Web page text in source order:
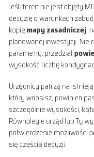
Jeśli teren nie jest objęty
decyzję o warunkach
kopię mapy zasadniczej,
planowanej inwestycji. Nie
parametry: przedział
wysokość, liczbę
Urzędnicy patrzą na
który wnosisz, powinien
szczególnie wysokości,
Równolegle urząd lub Ty
potwierdzenie możliwości
się częścią decyzji.